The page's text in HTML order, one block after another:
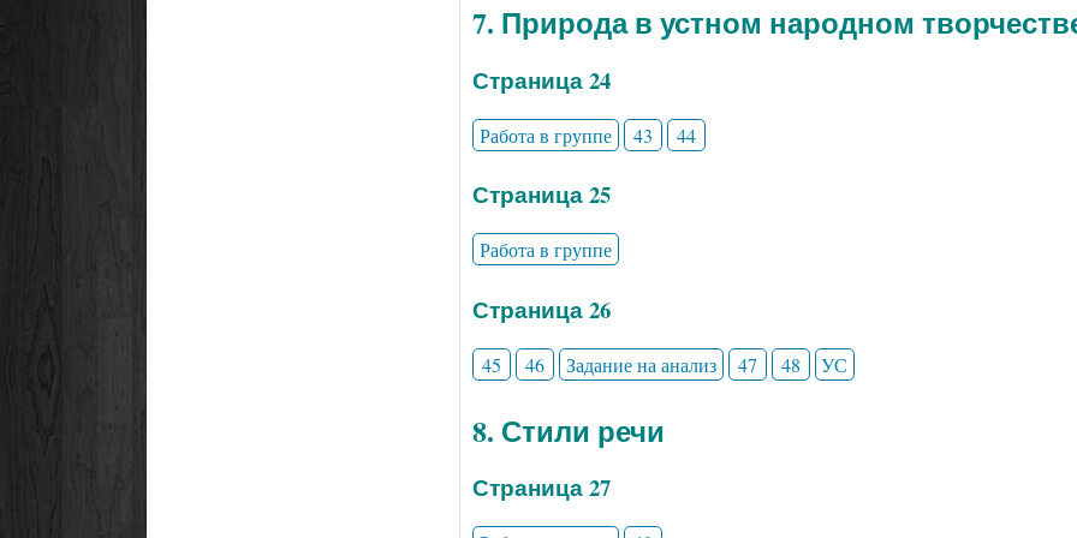
7. Природа в устном народном
Страница 24
Работа в группе 43 44
Страница 25
Работа в группе
Страница 26
45 46 Задание на анализ 47 48 УС
8. Стили речи
Страница 27